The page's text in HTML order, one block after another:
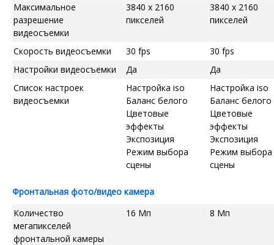
Максимальное
разрешение
видеосъемки
3840 x 2160
пикселей
3840 x 2160
пикселей
Скорость видеосъемки 30 fps
30 fps
Настройки видеосъемки
Да
Да
Список настроек
видеосъемки
Настройка iso
Баланс белого
Цветовые
эффекты
Экспозиция
Режим выбора
сцены
Настройка iso
Баланс белого
Цветовые
эффекты
Экспозиция
Режим выбора
сцены
Фронтальная фото/видео камера
Количество
мегапикселей
фронтальной камеры
16 Мп 8 Мп